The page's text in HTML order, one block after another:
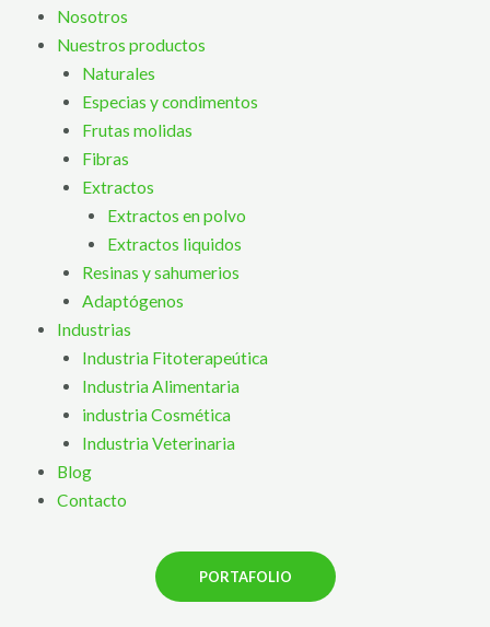
Nosotros
Nuestros productos
Naturales
Especias y condimentos
Frutas molidas
Fibras
Extractos
Extractos en polvo
Extractos liquidos
Resinas y sahumerios
Adaptógenos
Industrias
Industria Fitoterapeútica
Industria Alimentaria
industria Cosmética
Industria Veterinaria
Blog
Contacto
PORTAFOLIO